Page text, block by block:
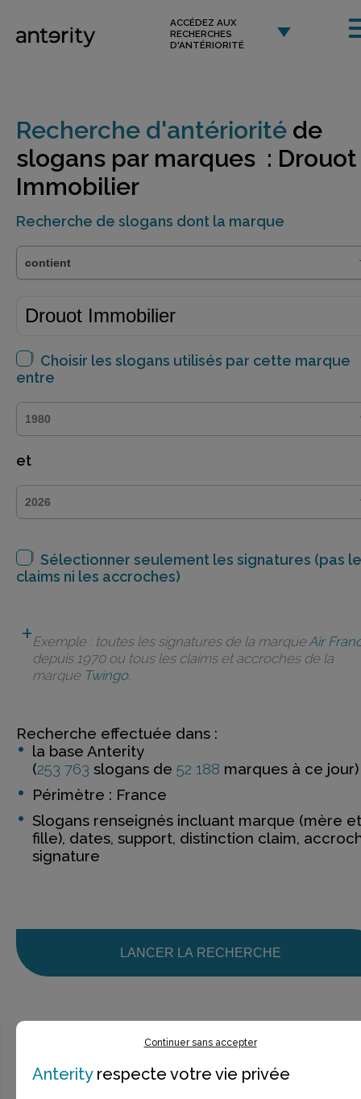
ACCÉDEZ AUX
RECHERCHES
D'ANTÉRIORITÉ
Recherche d'antériorité de
slogans par marques : Drouot
Immobilier
Recherche de slogans dont la marque
Choisir les slogans utilisés par cette marque
entre
et
Sélectionner seulement les signatures (pas
claims ni les accroches)
Exemple : toutes les signatures de la marqueAir
depuis 1970 ou tous les claims et accroches de la
marque Twingo.
Recherche effectuée dans :
la base Anterity
(253 763 slogans de 52 188 marques à ce jour)
Périmètre : France
Slogans renseignés incluant marque (mère et
fille), dates, support, distinction claim,
signature
LANCER LA RECHERCHE
Ce n’est pas exactement ce que je recherche
Continuer sans accepter
Anterityrespecte votre vie privée